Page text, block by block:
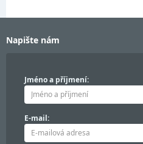
Napište nám
Jméno a příjmení:
E-mail: